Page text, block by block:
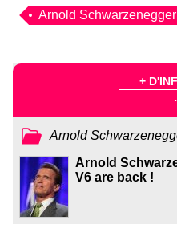
Arnold Schwarzenegger
+
Arnold
Arnold
V6 are back !